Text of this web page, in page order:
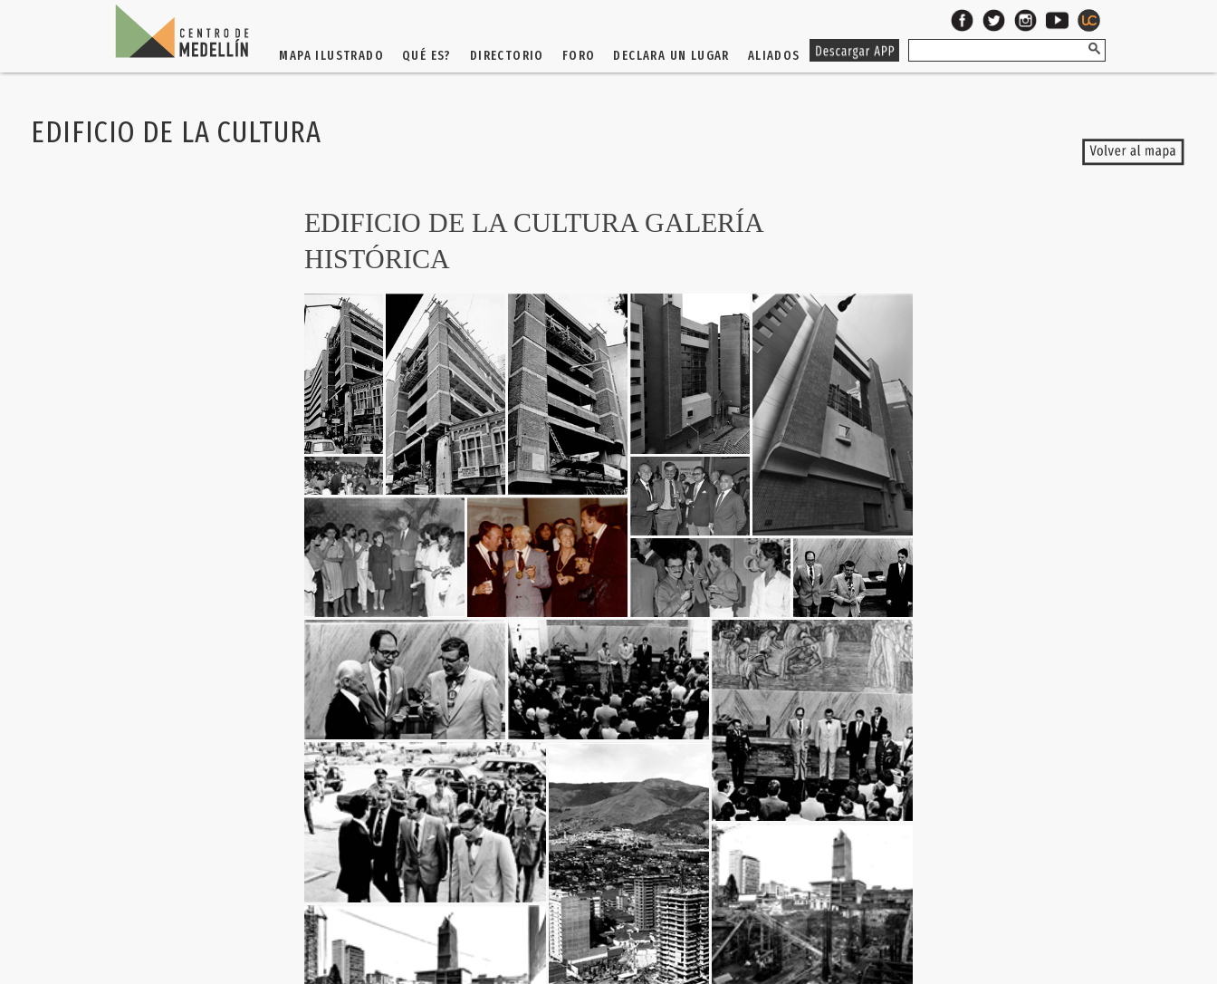
MAPA ILUSTRADO QUÉ ES? DIRECTORIO FORO DECLARA UN LUGAR ALIADOS
EDIFICIO DE LA CULTURA
EDIFICIO DE LA CULTURA GALERÍA
HISTÓRICA